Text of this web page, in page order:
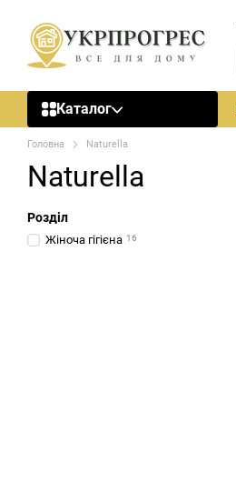
Каталог
Головна Naturella
Naturella
Розділ
Жіноча гігієна 16